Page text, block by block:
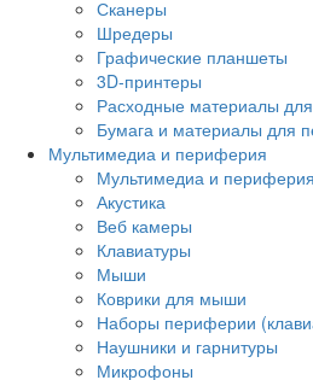
Сканеры
Шредеры
Графические планшеты
3D-принтеры
Расходные материалы
Бумага и материалы для
Мультимедиа и периферия
Мультимедиа и периферия
Акустика
Веб камеры
Клавиатуры
Мыши
Коврики для мыши
Наборы периферии
Наушники и гарнитуры
Микрофоны